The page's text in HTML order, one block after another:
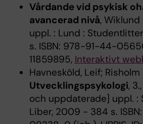
Vårdande vid psykisk
avancerad nivå, Wiklund
uppl. : Lund :
s. ISBN: 978-91-44-
11859895, Interaktivt
Havnesköld, Leif;
Utvecklingspsykologi,
och uppdaterade] uppl. :
Liber, 2009 - 384 s.